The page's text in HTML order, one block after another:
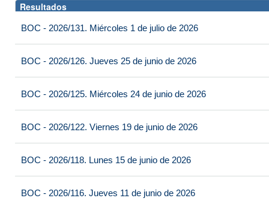
Resultados
BOC - 2026/131. Miércoles 1 de julio de 2026
BOC - 2026/126. Jueves 25 de junio de 2026
BOC - 2026/125. Miércoles 24 de junio de 2026
BOC - 2026/122. Viernes 19 de junio de 2026
BOC - 2026/118. Lunes 15 de junio de 2026
BOC - 2026/116. Jueves 11 de junio de 2026